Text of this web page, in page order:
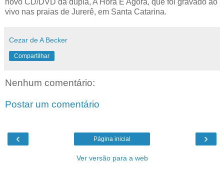
vivo nas praias de Jurerê, em Santa Catarina.
Cezar de A Becker
Compartilhar
Nenhum comentário:
Postar um comentário
‹ ›
Página inicial
Ver versão para a web